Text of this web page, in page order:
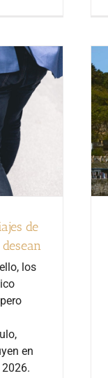
de
los
en